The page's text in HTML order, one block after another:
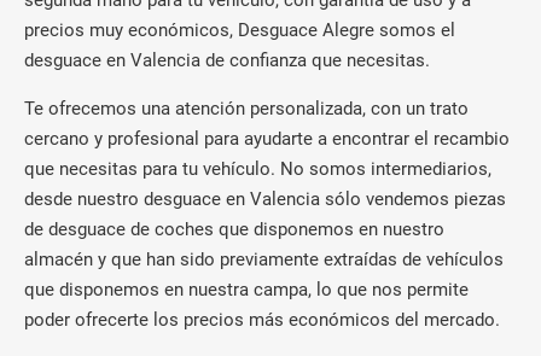
precios muy económicos, Desguace Alegre somos el
desguace en Valencia de confianza que necesitas.
Te ofrecemos una atención personalizada, con un trato
cercano y profesional para ayudarte a encontrar el recambio
que necesitas para tu vehículo. No somos intermediarios,
desde nuestro desguace en Valencia sólo vendemos piezas
de desguace de coches que disponemos en nuestro
almacén y que han sido previamente extraídas de vehículos
que disponemos en nuestra campa, lo que nos permite
poder ofrecerte los precios más económicos del mercado.